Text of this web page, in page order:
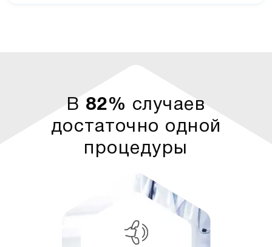
В 82% случаев
достаточно одной
процедуры